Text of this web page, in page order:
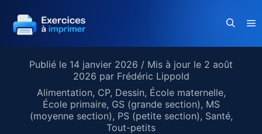
Publié le 14 janvier 2026 / Mis à jour le 2 août
2026 par Frédéric Lippold
Alimentation, CP, Dessin, École maternelle,
École primaire, GS (grande section), MS
(moyenne section), PS (petite section), Santé,
Tout-petits